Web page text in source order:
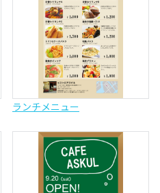
ランチメニュー